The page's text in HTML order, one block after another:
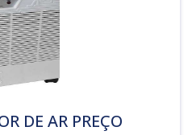
DE AR PREÇO